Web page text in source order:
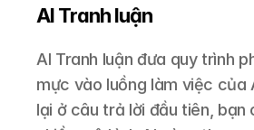
AI Tranh luận
AI Tranh luận đưa quy trình
mực vào luồng làm việc của
lại ở câu trả lời đầu tiên, bạn